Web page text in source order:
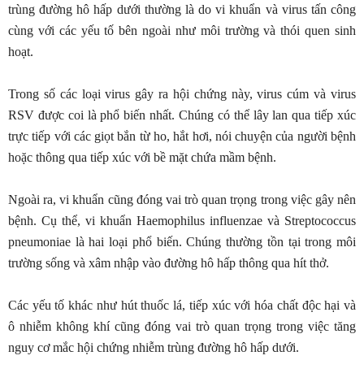
trùng đường hô hấp dưới thường là do vi khuẩn và virus tấn công
cùng với các yếu tố bên ngoài như môi trường và thói quen sinh
hoạt.
Trong số các loại virus gây ra hội chứng này, virus cúm và virus
RSV được coi là phổ biến nhất. Chúng có thể lây lan qua tiếp xúc
trực tiếp với các giọt bắn từ ho, hắt hơi, nói chuyện của người bệnh
hoặc thông qua tiếp xúc với bề mặt chứa mầm bệnh.
Ngoài ra, vi khuẩn cũng đóng vai trò quan trọng trong việc gây nên
bệnh. Cụ thể, vi khuẩn Haemophilus influenzae và Streptococcus
pneumoniae là hai loại phổ biến. Chúng thường tồn tại trong môi
trường sống và xâm nhập vào đường hô hấp thông qua hít thở.
Các yếu tố khác như hút thuốc lá, tiếp xúc với hóa chất độc hại và
ô nhiễm không khí cũng đóng vai trò quan trọng trong việc tăng
nguy cơ mắc hội chứng nhiễm trùng đường hô hấp dưới.